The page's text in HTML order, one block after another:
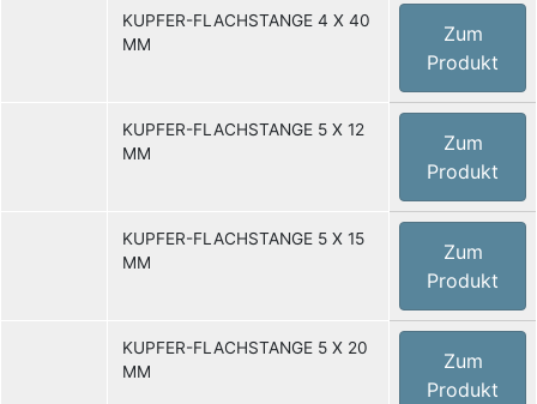
KUPFER-FLACHSTANGE 4 X 40
MM
Zum
Produkt
KUPFER-FLACHSTANGE 5 X 12
MM
Zum
Produkt
KUPFER-FLACHSTANGE 5 X 15
MM
Zum
Produkt
KUPFER-FLACHSTANGE 5 X 20
MM
Zum
Produkt